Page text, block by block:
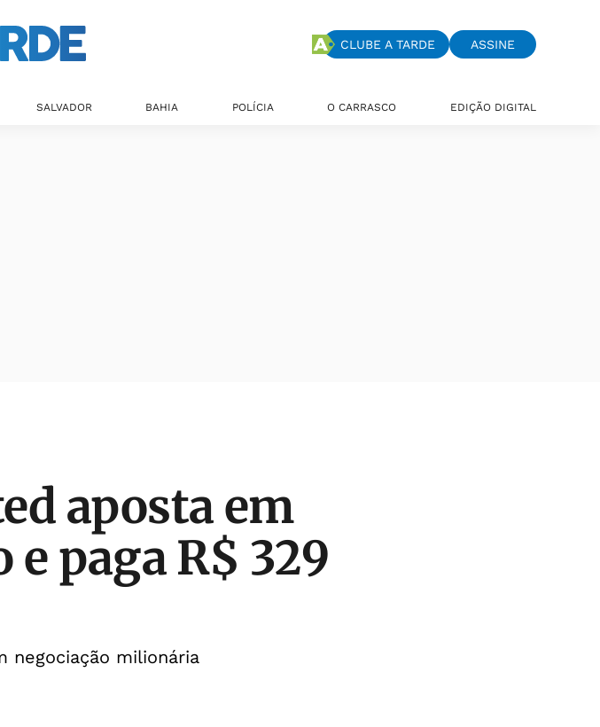
CLUBE A TARDE ASSINE
SALVADOR BAHIA POLÍCIA O CARRASCO EDIÇÃO DIGITAL
aposta em
paga R$ 329
negociação milionária